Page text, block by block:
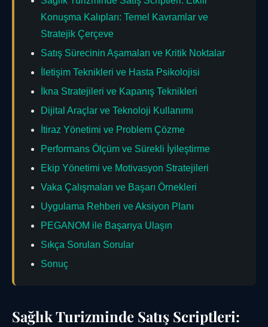
Konuşma Kalıpları: Temel Kavramlar ve
Stratejik Çerçeve
Satış Sürecinin Aşamaları ve Kritik Noktalar
İletişim Teknikleri ve Hasta Psikolojisi
İkna Stratejileri ve Kapanış Teknikleri
Dijital Araçlar ve Teknoloji Kullanımı
İtiraz Yönetimi ve Problem Çözme
Performans Ölçüm ve Sürekli İyileştirme
Ekip Yönetimi ve Motivasyon Stratejileri
Vaka Çalışmaları ve Başarı Örnekleri
Uygulama Rehberi ve Aksiyon Planı
PEGANOM ile Başarıya Ulaşın
Sıkça Sorulan Sorular
Sonuç
Sağlık Turizminde Satış Scriptleri: